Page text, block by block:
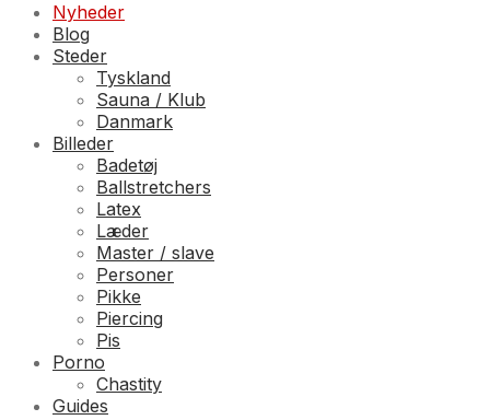
Nyheder
Blog
Steder
Tyskland
Sauna / Klub
Danmark
Billeder
Badetøj
Ballstretchers
Latex
Læder
Master / slave
Personer
Pikke
Piercing
Pis
Porno
Chastity
Guides